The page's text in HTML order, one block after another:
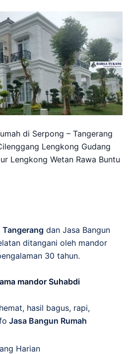
di Serpong – Tangerang
Lengkong Gudang
Lengkong Wetan Rawa Buntu
Tangerang dan Jasa Bangun
ditangani oleh mandor
30 tahun.
mandor Suhabdi
hasil bagus, rapi,
Jasa Bangun Rumah
Harian